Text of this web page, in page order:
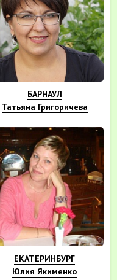
БАРНАУЛ
Татьяна Григоричева
ЕКАТЕРИНБУРГ
Юлия Якименко